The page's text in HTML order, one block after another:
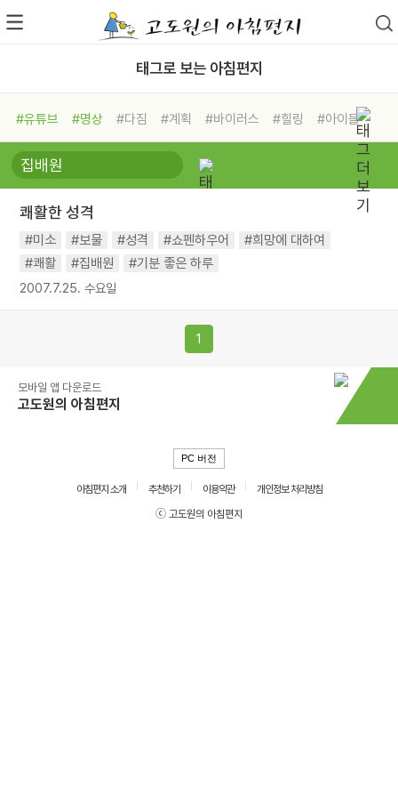
태그로 보는 아침편지
#유튜브 #명상 #다짐 #계획 #바이러스 #힐링
#아이들
#비전캠프
#독서캠프 #삶
#희망
#나눔 #친구 #링컨학교
#독서
#건강
쾌활한 성격
#미소 #보물 #성격 #쇼펜하우어
#희망에 대하여
#쾌활
#집배원 #기분 좋은 하루
2007.7.25. 수요일
1
모바일 앱 다운로드
고도원의 아침편지
PC 버전
아침편지 소개 추천하기 이용약관
개인정보 처리방침
ⓒ 고도원의 아침편지